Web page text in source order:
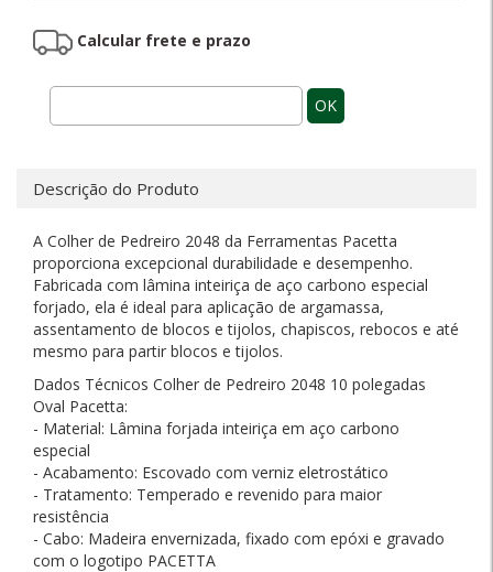
Calcular frete e prazo
OK
Descrição do Produto
A Colher de Pedreiro 2048 da Ferramentas Pacetta
proporciona excepcional durabilidade e desempenho.
Fabricada com lâmina inteiriça de aço carbono especial
forjado, ela é ideal para aplicação de argamassa,
assentamento de blocos e tijolos, chapiscos, rebocos e até
mesmo para partir blocos e tijolos.
Dados Técnicos Colher de Pedreiro 2048 10 polegadas
Oval Pacetta:
- Material: Lâmina forjada inteiriça em aço carbono
especial
- Acabamento: Escovado com verniz eletrostático
- Tratamento: Temperado e revenido para maior
resistência
- Cabo: Madeira envernizada, fixado com epóxi e gravado
com o logotipo PACETTA